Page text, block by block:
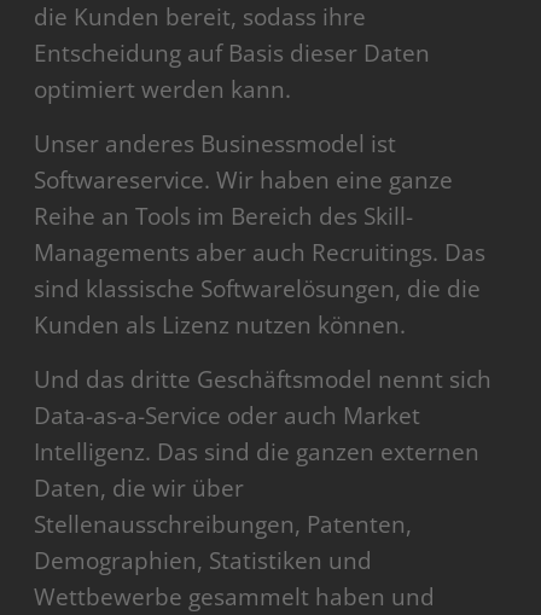
die Kunden bereit, sodass ihre
Entscheidung auf Basis dieser Daten
optimiert werden kann.
Unser anderes Businessmodel ist
Softwareservice. Wir haben eine ganze
Reihe an Tools im Bereich des Skill-
Managements aber auch Recruitings. Das
sind klassische Softwarelösungen, die die
Kunden als Lizenz nutzen können.
Und das dritte Geschäftsmodel nennt sich
Data-as-a-Service oder auch Market
Intelligenz. Das sind die ganzen externen
Daten, die wir über
Stellenausschreibungen, Patenten,
Demographien, Statistiken und
Wettbewerbe gesammelt haben und